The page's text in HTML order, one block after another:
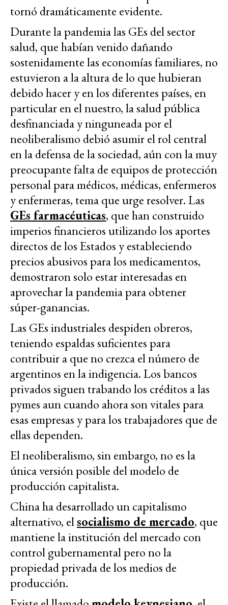
tornó dramáticamente evidente.
Durante la pandemia las GEs del sector
salud, que habían venido dañando
sostenidamente las economías familiares, no
estuvieron a la altura de lo que hubieran
debido hacer y en los diferentes países, en
particular en el nuestro, la salud pública
desfinanciada y ninguneada por el
neoliberalismo debió asumir el rol central
en la defensa de la sociedad, aún con la muy
preocupante falta de equipos de protección
personal para médicos, médicas, enfermeros
y enfermeras, tema que urge resolver. Las
GEs farmacéuticas, que han construido
imperios financieros utilizando los aportes
directos de los Estados y estableciendo
precios abusivos para los medicamentos,
demostraron solo estar interesadas en
aprovechar la pandemia para obtener
súper-ganancias.
Las GEs industriales despiden obreros,
teniendo espaldas suficientes para
contribuir a que no crezca el número de
argentinos en la indigencia. Los bancos
privados siguen trabando los créditos a las
pymes aun cuando ahora son vitales para
esas empresas y para los trabajadores que de
ellas dependen.
El neoliberalismo, sin embargo, no es la
única versión posible del modelo de
producción capitalista.
China ha desarrollado un capitalismo
alternativo, elsocialismo de mercado, que
mantiene la institución del mercado con
control gubernamental pero no la
propiedad privada de los medios de
producción.